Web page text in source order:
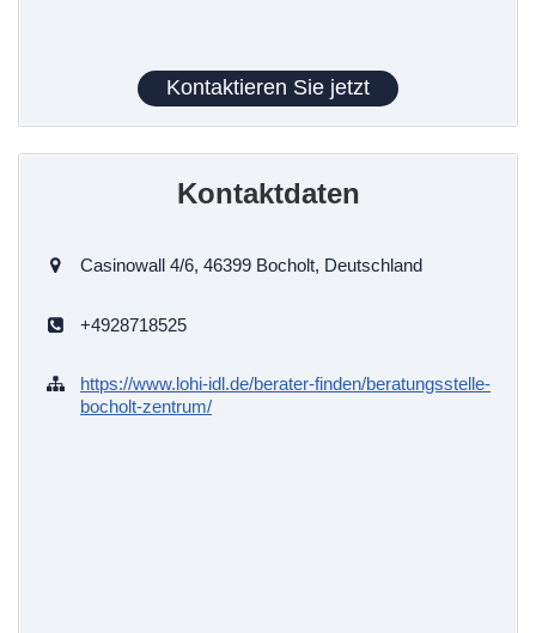
Kontaktieren Sie jetzt
Kontaktdaten
Casinowall 4/6, 46399 Bocholt, Deutschland
+4928718525
https://www.lohi-idl.de/berater-finden/beratungsstelle-
bocholt-zentrum/